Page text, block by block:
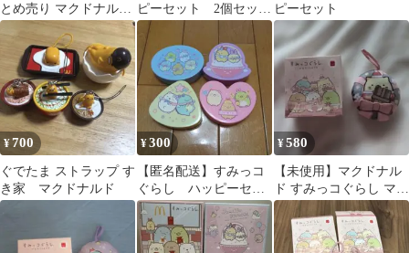
とめ売り マクドナルド
スヌーピー 他
ピーセット 2個セッ
ト バラ売り可 マク
ドナルド
ピーセット
¥700
ぐでたま ストラップ す
き家 マクドナルド
¥300
【匿名配送】すみっコ
ぐらし ハッピーセッ
ト
¥580
【未使用】マクドナル
ド すみっコぐらし マス
コット